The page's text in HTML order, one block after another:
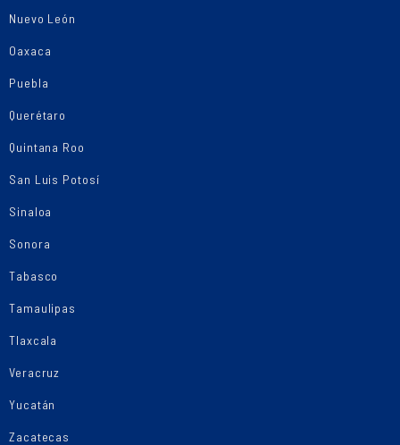
Nuevo León
Oaxaca
Puebla
Querétaro
Quintana Roo
San Luis Potosí
Sinaloa
Sonora
Tabasco
Tamaulipas
Tlaxcala
Veracruz
Yucatán
Zacatecas